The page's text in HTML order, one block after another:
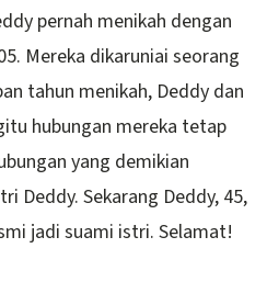
pernah menikah dengan
Mereka dikaruniai seorang
tahun menikah, Deddy dan
hubungan mereka tetap
yang demikian
Deddy. Sekarang Deddy, 45,
jadi suami istri. Selamat!